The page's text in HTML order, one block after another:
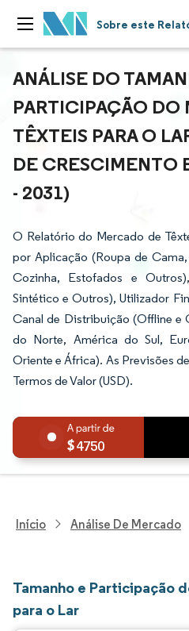
Sobre este
ANÁLISE DO
PARTICIPAÇÃO DO
TÊXTEIS PARA O
DE CRESCIMENTO
- 2031)
O Relatório do Mercado de
por Aplicação (Roupa de
Cozinha, Estofados e
Sintético e Outros), Utilizador
Canal de Distribuição (Offline e
do Norte, América do Sul,
Oriente e África). As Previsões
Termos de Valor (USD).
4750
Início Análise De Mercado
Tamanho e Participação
para o Lar